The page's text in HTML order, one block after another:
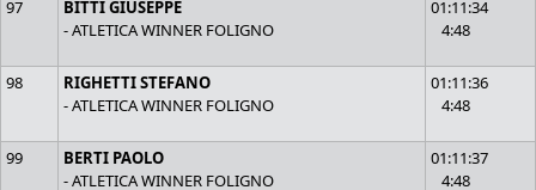
97
BITTI GIUSEPPE
- ATLETICA WINNER FOLIGNO
01:11:34
4:48
98
RIGHETTI STEFANO
- ATLETICA WINNER FOLIGNO
01:11:36
4:48
99
BERTI PAOLO
- ATLETICA WINNER FOLIGNO
01:11:37
4:48